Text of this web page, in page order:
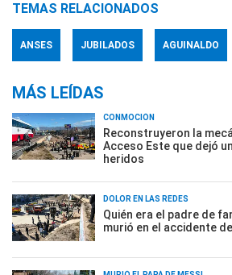
TEMAS RELACIONADOS
ANSES JUBILADOS AGUINALDO
MÁS LEÍDAS
CONMOCIÓN
Reconstruyeron la
Acceso Este que dejó
heridos
DOLOR EN LAS REDES
Quién era el padre de
murió en el accidente